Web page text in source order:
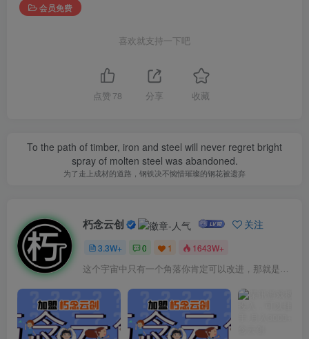
会员免费
喜欢就支持一下吧
点赞 78 分享 收藏
To the path of timber, iron and steel will never regret bright
spray of molten steel was abandoned.
为了走上成材的道路，钢铁决不惋惜璀璨的钢花被遗弃
朽念云创 关注
3.3W+ 0 1 1643W+
这个宇宙中只有一个角落你肯定可以改进，那就是你自己